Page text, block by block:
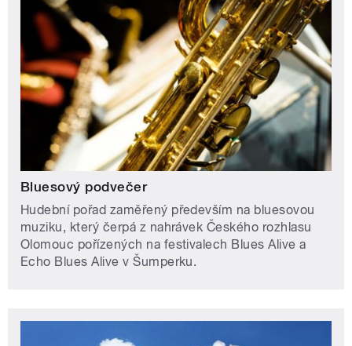
Bluesový podvečer
Hudební pořad zaměřený především na bluesovou
muziku, který čerpá z nahrávek Českého rozhlasu
Olomouc pořízených na festivalech Blues Alive a
Echo Blues Alive v Šumperku.